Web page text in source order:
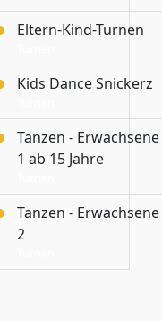
Eltern-Kind-Turnen
Kids Dance Snickerz
Tanzen - Erwachsene
1 ab 15 Jahre
Tanzen - Erwachsene
2